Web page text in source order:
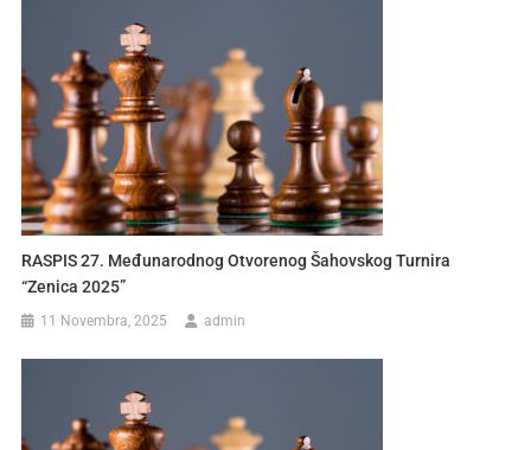
RASPIS 27. Međunarodnog Otvorenog Šahovskog Turnira
“Zenica 2025”
11 Novembra, 2025 admin